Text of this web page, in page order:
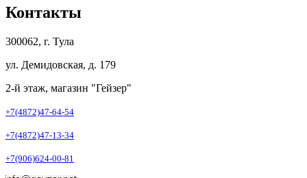
Контакты
300062, г. Тула
ул. Демидовская, д. 179
2-й этаж, магазин "Гейзер"
+7(4872)47-64-54
+7(4872)47-13-34
+7(906)624-00-81